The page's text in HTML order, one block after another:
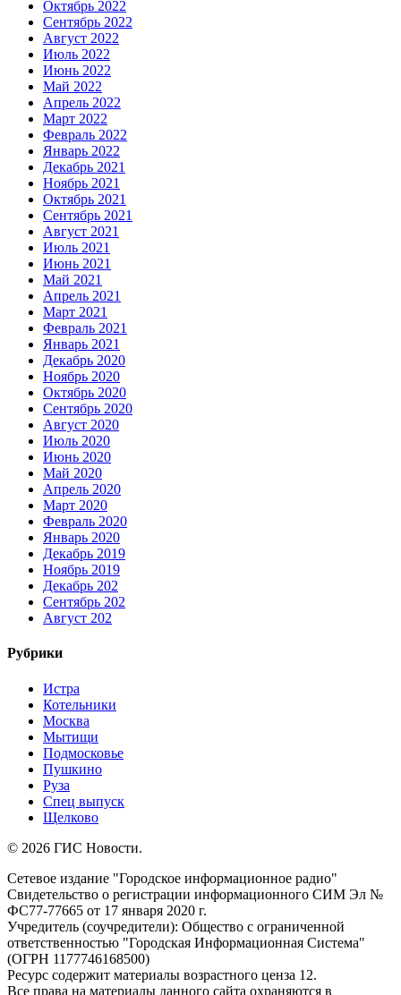
Октябрь 2022
Сентябрь 2022
Август 2022
Июль 2022
Июнь 2022
Май 2022
Апрель 2022
Март 2022
Февраль 2022
Январь 2022
Декабрь 2021
Ноябрь 2021
Октябрь 2021
Сентябрь 2021
Август 2021
Июль 2021
Июнь 2021
Май 2021
Апрель 2021
Март 2021
Февраль 2021
Январь 2021
Декабрь 2020
Ноябрь 2020
Октябрь 2020
Сентябрь 2020
Август 2020
Июль 2020
Июнь 2020
Май 2020
Апрель 2020
Март 2020
Февраль 2020
Январь 2020
Декабрь 2019
Ноябрь 2019
Декабрь 202
Сентябрь 202
Август 202
Рубрики
Истра
Котельники
Москва
Мытищи
Подмосковье
Пушкино
Руза
Спец выпуск
Щелково
© 2026 ГИС Новости.
Сетевое издание "Городское информационное радио"
Свидетельство о регистрации информационного СИМ Эл №
ФС77-77665 от 17 января 2020 г.
Учредитель (соучредители): Общество с ограниченной
ответственностью "Городская Информационная Система"
(ОГРН 1177746168500)
Ресурс содержит материалы возрастного ценза 12.
Все права на материалы данного сайта охраняются в